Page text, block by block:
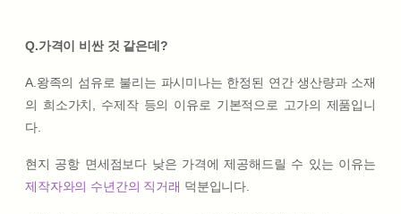
Q.가격이 비싼 것 같은데?
A.왕족의 섬유로 불리는 파시미나는 한정된 연간 생산량과 소재
의 희소가치, 수제작 등의 이유로 기본적으로 고가의 제품입니
다.
현지 공항 면세점보다 낮은 가격에 제공해드릴 수 있는 이유는
제작자와의 수년간의 직거래 덕분입니다.